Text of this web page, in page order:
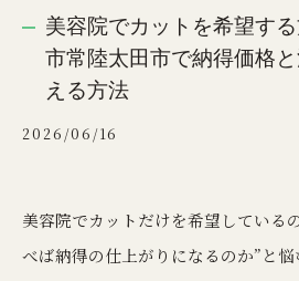
美容院でカットを希望す
市常陸太田市で納得価格
える方法
2026/06/16
美容院でカットだけを希望している
べば納得の仕上がりになるのか”と